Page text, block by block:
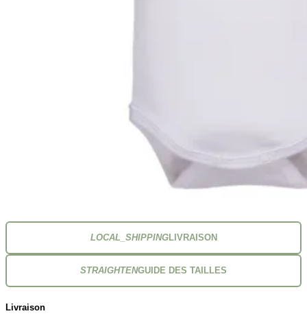
LOCAL_SHIPPINGLIVRAISON
STRAIGHTENGUIDE DES TAILLES
Livraison